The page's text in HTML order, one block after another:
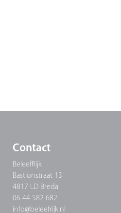
Contact
BeleefRijk
Bastionstraat 13
4817 LD Breda
06 44 582 682
info@beleefrijk.nl